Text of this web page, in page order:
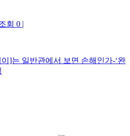
회 0 |
]는 일반관에서 보면 손해인가-‘완